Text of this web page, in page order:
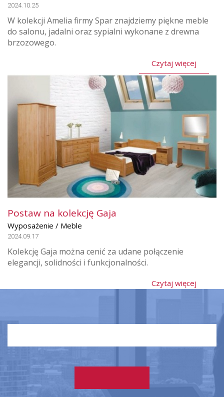
2024.10.25
W kolekcji Amelia firmy Spar znajdziemy piękne meble
do salonu, jadalni oraz sypialni wykonane z drewna
brzozowego.
Czytaj więcej
Postaw na kolekcję Gaja
Wyposażenie / Meble
2024.09.17
Kolekcję Gaja można cenić za udane połączenie
elegancji, solidności i funkcjonalności.
Czytaj więcej